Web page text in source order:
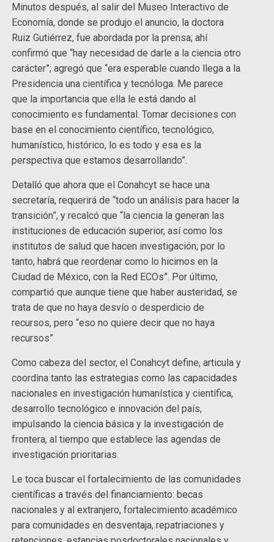
Minutos después, al salir del Museo Interactivo de
Economía, donde se produjo el anuncio, la doctora
Ruiz Gutiérrez, fue abordada por la prensa; ahí
confirmó que “hay necesidad de darle a la ciencia otro
carácter”; agregó que “era esperable cuando llega a la
Presidencia una científica y tecnóloga. Me parece
que la importancia que ella le está dando al
conocimiento es fundamental. Tomar decisiones con
base en el conocimiento científico, tecnológico,
humanístico, histórico, lo es todo y esa es la
perspectiva que estamos desarrollando”.
Detalló que ahora que el Conahcyt se hace una
secretaría, requerirá de “todo un análisis para hacer la
transición”, y recalcó que “la ciencia la generan las
instituciones de educación superior, así como los
institutos de salud que hacen investigación; por lo
tanto, habrá que reordenar como lo hicimos en la
Ciudad de México, con la Red ECOs”. Por último,
compartió que aunque tiene que haber austeridad, se
trata de que no haya desvío o desperdicio de
recursos, pero “eso no quiere decir que no haya
recursos”.
Como cabeza del sector, el Conahcyt define, articula y
coordina tanto las estrategias como las capacidades
nacionales en investigación humanística y científica,
desarrollo tecnológico e innovación del país,
impulsando la ciencia básica y la investigación de
frontera, al tiempo que establece las agendas de
investigación prioritarias.
Le toca buscar el fortalecimiento de las comunidades
científicas a través del financiamiento: becas
nacionales y al extranjero, fortalecimiento académico
para comunidades en desventaja, repatriaciones y